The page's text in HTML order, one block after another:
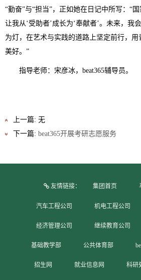
“勤奋”与“担当”，正如她在日记中所写：“
让我从‘受助者’成长为‘奉献者’。未来，我
为灯，在艺术与实践的道路上坚定前行，
美好。”
指导老师：宋彦冰，beat365辅导员。
上一篇: 无
下一篇: beat365开展考研志愿服务
友情链接： 集团首页
汽车工程公司 机电工程公司
经济管理公司 继续教育公司
基础教学部 公共体育部
招生网 就业信息网 科研